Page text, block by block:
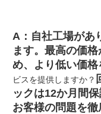
A：自社工場があ
ます。最高の価
め、より低い価格
ビスを提供しますか？
ックは12か月間
お客様の問題を